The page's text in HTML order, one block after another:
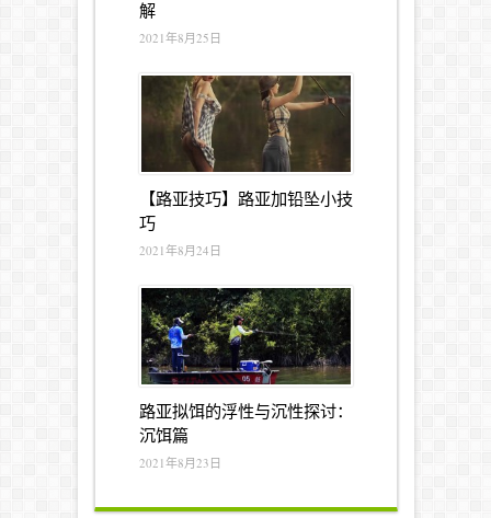
解
2021年8月25日
【路亚技巧】路亚加铅坠小技
巧
2021年8月24日
路亚拟饵的浮性与沉性探讨：
沉饵篇
2021年8月23日